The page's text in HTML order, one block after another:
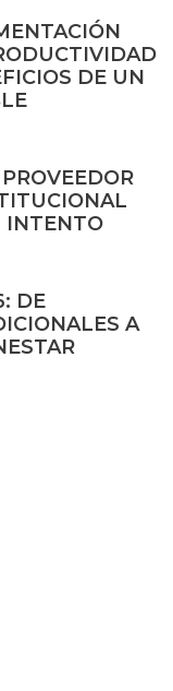
DE UN
INTENTO
DE
A